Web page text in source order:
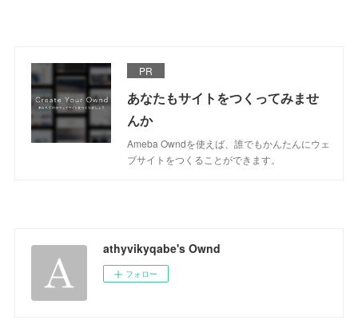
PR
あなたもサイトをつくってみませ
んか
Ameba Owndを使えば、誰でもかんたんにウェ
ブサイトをつくることができます。
athyvikyqabe's Ownd
フォロー